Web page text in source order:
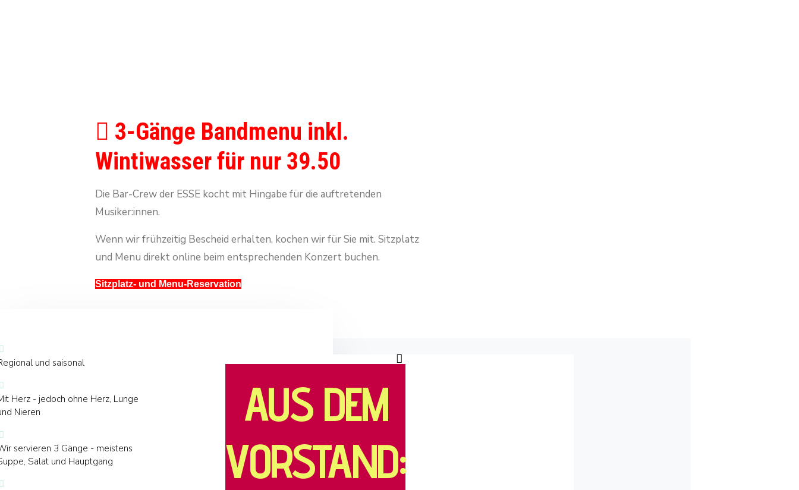
3-Gänge Bandmenu inkl.
Wintiwasser für nur 39.50
Die Bar-Crew der ESSE kocht mit Hingabe für die auftretenden
Musiker:innen.
Wenn wir frühzeitig Bescheid erhalten, kochen wir für Sie mit. Sitzplatz
und Menu direkt online beim entsprechenden Konzert buchen.
Sitzplatz- und Menu-Reservation
und saisonal
Herz - jedoch ohne Herz, Lunge
Nieren
servieren 3 Gänge - meistens
Salat und Hauptgang
AUS DEM
VORSTAND: